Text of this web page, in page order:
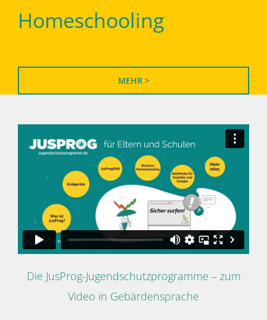
Homeschooling
MEHR >
Die JusProg-Jugendschutzprogramme – zum
Video in Gebärdensprache